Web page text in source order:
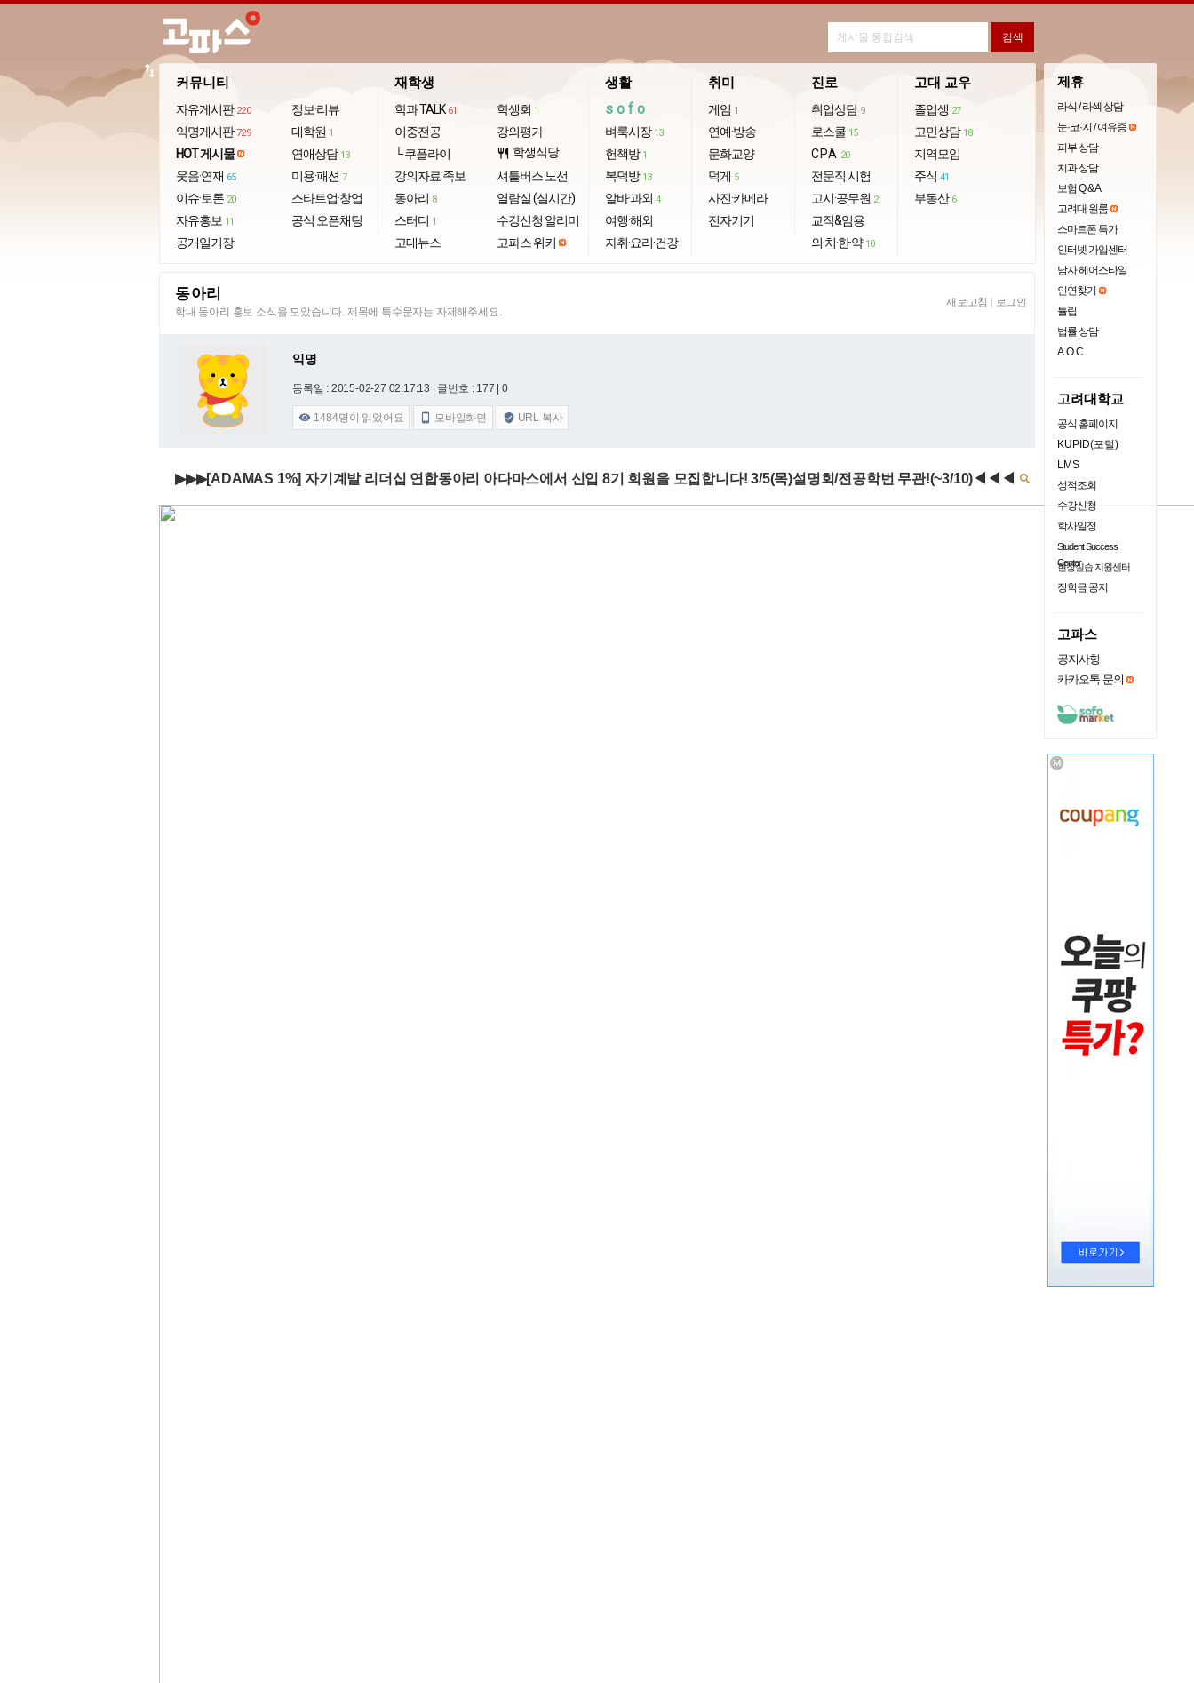
커뮤니티
자유게시판 220
익명게시판 729
HOT 게시물
웃음·연재 65
이슈·토론 20
자유홍보 11
공개일기장
정보·리뷰
대학원 1
연애상담 13
미용·패션 7
스타트업·창업
공식 오픈채팅
재학생
학과 TALK 61
이중전공
└ 쿠플라이
강의자료·족보
동아리 8
스터디 1
고대뉴스
학생회 1
강의평가
restaurant 학생식당
셔틀버스 노선
열람실 (실시간)
수강신청 알리미
고파스 위키
생활
sofo
벼룩시장 13
헌책방 1
복덕방 13
알바·과외 4
여행·해외
자취·요리·건강
취미
게임 1
연예·방송
문화교양
덕게 5
사진·카메라
전자기기
진로
취업상담 9
로스쿨 15
CPA 20
전문직 시험
고시·공무원 2
교직&임용
의·치·한·약 10
고대 교우
졸업생 27
고민상담 18
지역모임
주식 41
부동산 6
import_export
동아리
학내 동아리 홍보 소식을 모았습니다. 제목에 특수문자는 자제해주세요.
새로고침 로그인
익명
등록일 : 2015-02-27 02:17:13 | 글번호 : 177 | 0
 1484명이 읽었어요  모바일화면  URL 복사
▶▶▶[ADAMAS 1%] 자기계발 리더십 연합동아리 아다마스에서 신입 8기 회원을 모집합니다! 3/5(목)설명회/전공학번 무관!(~3/10)◀◀◀ 
제휴
라식 / 라섹 상담
눈·코·지 / 여유증
피부 상담
치과 상담
보험 Q & A
고려대 원룸
스마트폰 특가
인터넷 가입센터
남자 헤어스타일
인연찾기
튤립
법률 상담
AOC
고려대학교
공식 홈페이지
KUPID(포털)
LMS
성적조회
수강신청
학사일정
Student Success
Center
현장실습 지원센터
장학금 공지
고파스
공지사항
카카오톡 문의